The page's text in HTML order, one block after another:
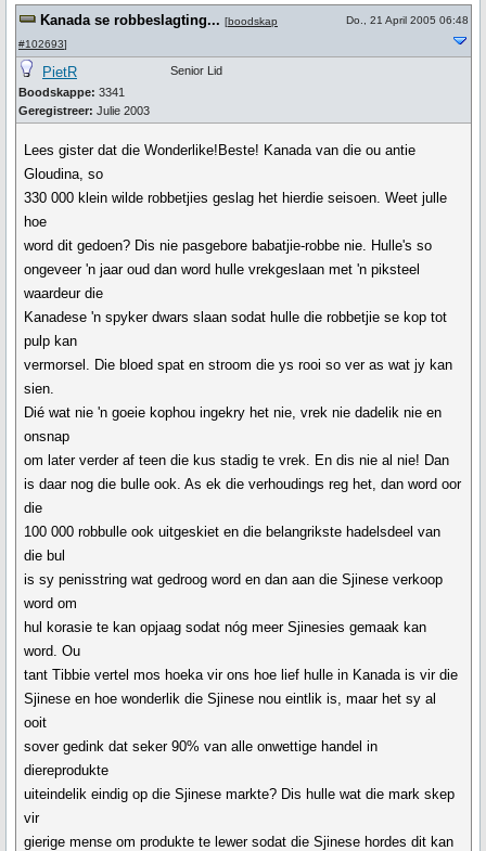
Kanada se robbeslagting... [boodskap
#102693]
Do., 21 April 2005 06:48
PietR
Boodskappe: 3341
Geregistreer: Julie 2003
Senior Lid
Lees gister dat die Wonderlike!Beste! Kanada van die ou antie
Gloudina, so
330 000 klein wilde robbetjies geslag het hierdie seisoen. Weet julle
hoe
word dit gedoen? Dis nie pasgebore babatjie-robbe nie. Hulle's so
ongeveer 'n jaar oud dan word hulle vrekgeslaan met 'n piksteel
waardeur die
Kanadese 'n spyker dwars slaan sodat hulle die robbetjie se kop tot
pulp kan
vermorsel. Die bloed spat en stroom die ys rooi so ver as wat jy kan
sien.
Dié wat nie 'n goeie kophou ingekry het nie, vrek nie dadelik nie en
onsnap
om later verder af teen die kus stadig te vrek. En dis nie al nie! Dan
is daar nog die bulle ook. As ek die verhoudings reg het, dan word oor
die
100 000 robbulle ook uitgeskiet en die belangrikste hadelsdeel van
die bul
is sy penisstring wat gedroog word en dan aan die Sjinese verkoop
word om
hul korasie te kan opjaag sodat nóg meer Sjinesies gemaak kan
word. Ou
tant Tibbie vertel mos hoeka vir ons hoe lief hulle in Kanada is vir die
Sjinese en hoe wonderlik die Sjinese nou eintlik is, maar het sy al
ooit
sover gedink dat seker 90% van alle onwettige handel in
diereprodukte
uiteindelik eindig op die Sjinese markte? Dis hulle wat die mark skep
vir
gierige mense om produkte te lewer sodat die Sjinese hordes dit kan